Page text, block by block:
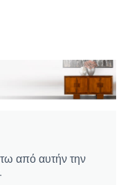
από αυτήν την